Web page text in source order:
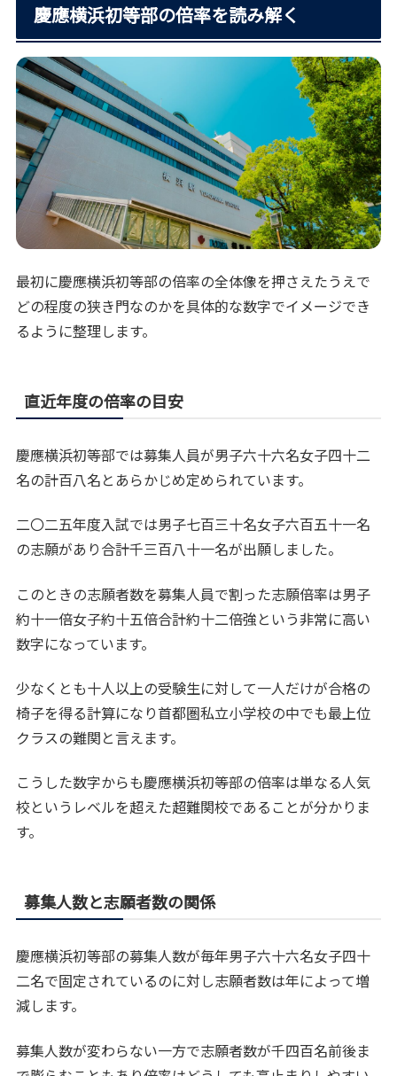
慶應横浜初等部の倍率を読み解く
最初に慶應横浜初等部の倍率の全体像を押さえたうえで
どの程度の狭き門なのかを具体的な数字でイメージでき
るように整理します。
直近年度の倍率の目安
慶應横浜初等部では募集人員が男子六十六名女子四十二
名の計百八名とあらかじめ定められています。
二〇二五年度入試では男子七百三十名女子六百五十一名
の志願があり合計千三百八十一名が出願しました。
このときの志願者数を募集人員で割った志願倍率は男子
約十一倍女子約十五倍合計約十二倍強という非常に高い
数字になっています。
少なくとも十人以上の受験生に対して一人だけが合格の
椅子を得る計算になり首都圏私立小学校の中でも最上位
クラスの難関と言えます。
こうした数字からも慶應横浜初等部の倍率は単なる人気
校というレベルを超えた超難関校であることが分かりま
す。
募集人数と志願者数の関係
慶應横浜初等部の募集人数が毎年男子六十六名女子四十
二名で固定されているのに対し志願者数は年によって増
減します。
募集人数が変わらない一方で志願者数が千四百名前後ま